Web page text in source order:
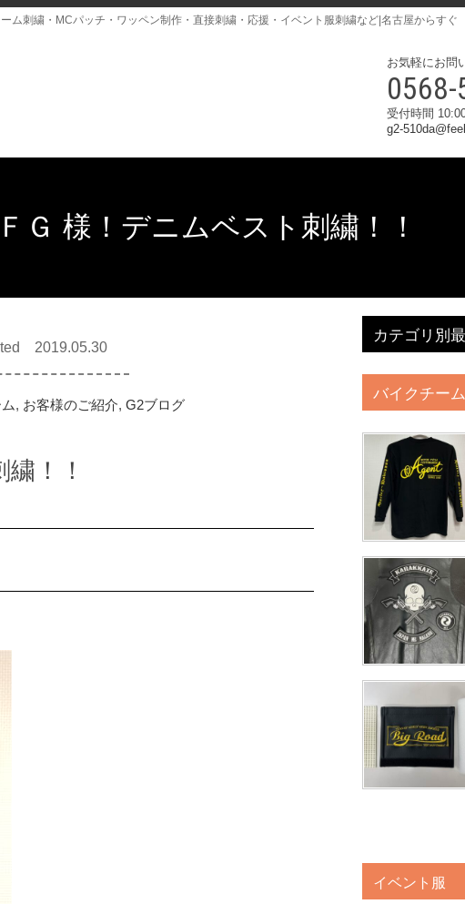
ム刺繍・MCパッチ・ワッペン制作・直接刺繍・応援・イベント服刺繍など|名古屋からすぐ
お気軽にお問
受付時間
g2-
様！デニムベスト刺繍！！
2019.05.30
, お客様のご紹介, G2ブログ
！！
カテゴリ別
バイクチーム
イベント服